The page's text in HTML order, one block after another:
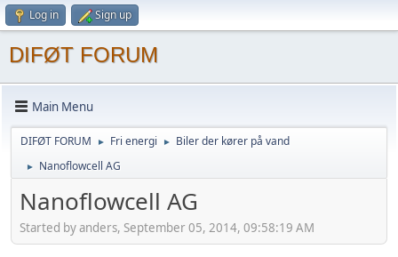
Log in Sign up
DIFØT FORUM
Main Menu
DIFØT FORUM ► Fri energi ► Biler der kører på vand
► Nanoflowcell AG
Nanoflowcell AG
Started by anders, September 05, 2014, 09:58:19 AM